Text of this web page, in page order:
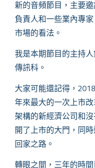
新的音頻節目，主要
負責人和一些業內專
市場的看法。
我是本期節目的主持
傳訊科。
大家可能還記得，
年來最大的一次上市
架構的新經濟公司和
開了上市的大門，同
回家之路。
轉眼之間，三年的時